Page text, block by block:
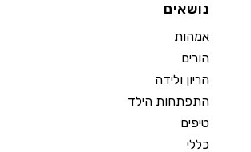
נושאים
אמהות
הורים
הריון ולידה
התפתחות הילד
טיפים
כללי